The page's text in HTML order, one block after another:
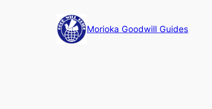
Morioka Goodwill Guides